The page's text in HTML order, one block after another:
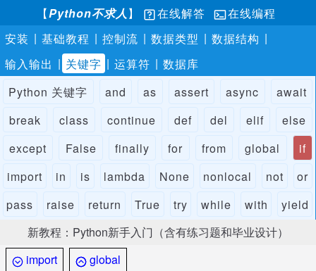
【Python不求人】 在线解答
在线编程
安装 | 基础教程 | 控制流 | 数据类型 | 数据结构 |
输入输出 | 关键字 | 运算符 | 数据库
Python 关键字
and as assert async
await
break
class continue def del elif
else
except
False finally for from global
if
import
in is lambda None nonlocal not
or
pass
raise return True try while with
yield
新教程：Python新手入门（含有练习题和毕业设计）
import
global